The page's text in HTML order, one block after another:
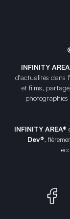
INFINITY
d'actualités dans
et films,
photographies
INFINITY AREA®
Dev®,